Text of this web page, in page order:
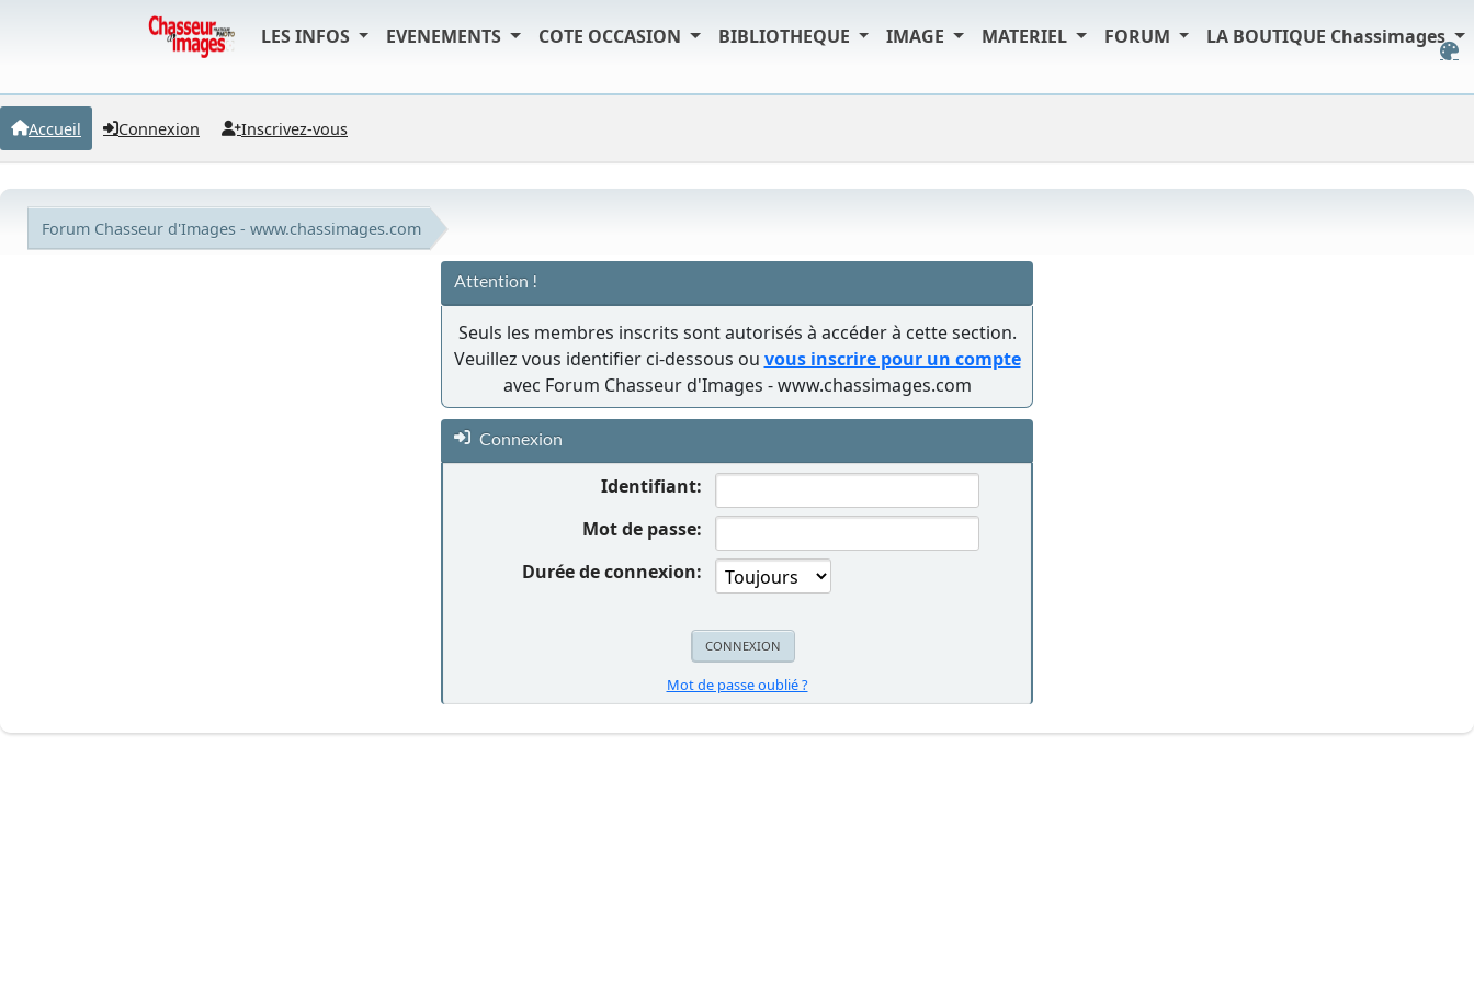
LES INFOS EVENEMENTS COTE OCCASION BIBLIOTHEQUE IMAGE MATERIEL FORUM LA BOUTIQUE Chassimages
Accueil Connexion Inscrivez-vous
Forum Chasseur d'Images - www.chassimages.com
Attention !
Seuls les membres inscrits sont autorisés à accéder à cette section.
Veuillez vous identifier ci-dessous ou vous inscrire pour un compte
avec Forum Chasseur d'Images - www.chassimages.com
Connexion
Identifiant:
Mot de passe:
Durée de connexion:
Mot de passe oublié ?